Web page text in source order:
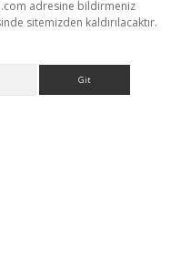
adresine bildirmeniz
sitemizden kaldırılacaktır.